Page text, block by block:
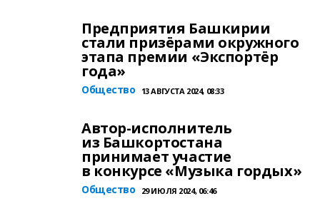
Предприятия Башкирии
стали призёрами окружного
этапа премии «Экспортёр
года»
Общество 13 АВГУСТА 2024, 08:33
Автор-исполнитель
из Башкортостана
принимает участие
в конкурсе «Музыка гордых»
Общество 29 ИЮЛЯ 2024, 06:46